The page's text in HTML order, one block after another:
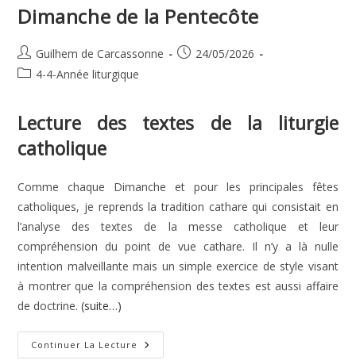
Dimanche de la Pentecôte
Auteur/autrice
de
Guilhem de Carcassonne
Publication
24/05/2026
Post4-4-Année liturgique
Lecture des textes de la liturgie
catholique
Comme chaque Dimanche et pour les principales fêtes
catholiques, je reprends la tradition cathare qui consistait en
l’analyse des textes de la messe catholique et leur
compréhension du point de vue cathare. Il n’y a là nulle
intention malveillante mais un simple exercice de style visant
à montrer que la compréhension des textes est aussi affaire
de doctrine.(suite…)
Continuer La Lecture Dimanche
De